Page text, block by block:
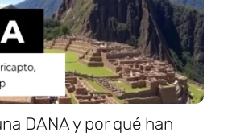
DANA y por qué han